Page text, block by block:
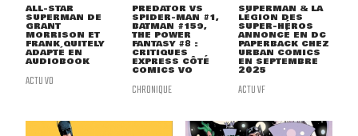
ALL-STAR
SUPERMAN DE
GRANT
MORRISON ET
FRANK QUITELY
ADAPTÉ EN
AUDIOBOOK
ACTU VO
PREDATOR VS
SPIDER-MAN #1,
BATMAN #159,
THE POWER
FANTASY #8 :
CRITIQUES
EXPRESS CÔTÉ
COMICS VO
CHRONIQUE
SUPERMAN & LA
LÉGION DES
SUPER-HÉROS
ANNONCÉ EN DC
PAPERBACK CHEZ
URBAN COMICS
EN SEPTEMBRE
2025
ACTU VF